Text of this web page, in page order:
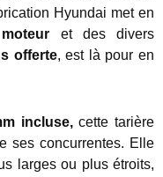
Hyundai met en
et des divers
offerte, est là pour en
incluse,cette tarière
ses concurrentes. Elle
larges ou plus étroits,